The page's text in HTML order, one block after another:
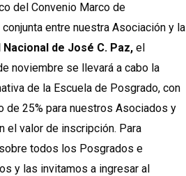
del Convenio Marco de
entre nuestra Asociación y la
de José C. Paz, el
noviembre se llevará a cabo la
de la Escuela de Posgrado, con
de 25% para nuestros Asociados y
el valor de inscripción. Para
todos los Posgrados e
y las invitamos a ingresar al